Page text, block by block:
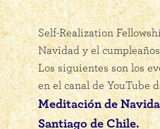
Self-Realization
Navidad y el
Los siguientes son los
en el canal de YouTube
Meditación de
Santiago de Chile.